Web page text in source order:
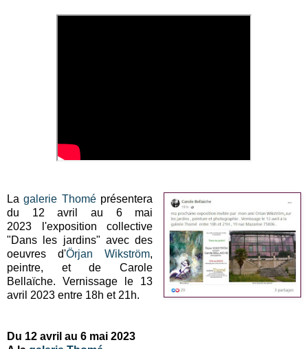
Lagalerie Thoméprésentera
du 12 avril au 6 mai
2023
l'exposition collective
"Dans les jardins" avec des
oeuvres d'Örjan Wikström,
peintre, et de Carole
Bellaïche. Vernissage le 13
avril 2023 entre 18h et 21h.
Du 12 avril au 6 mai 2023